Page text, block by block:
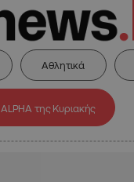
Αθλητικά
ALPHA της Κυριακής